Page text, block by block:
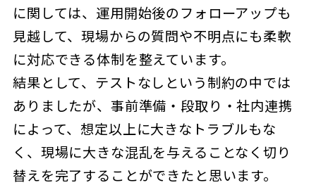
に関しては、運用開始後のフォローアップも
見越して、現場からの質問や不明点にも柔軟
に対応できる体制を整えています。
結果として、テストなしという制約の中では
ありましたが、事前準備・段取り・社内連携
によって、想定以上に大きなトラブルもな
く、現場に大きな混乱を与えることなく切り
替えを完了することができたと思います。